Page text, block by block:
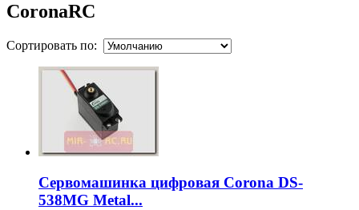
CoronaRC
Сортировать по:
Сервомашинка цифровая Corona DS-
538MG Metal...